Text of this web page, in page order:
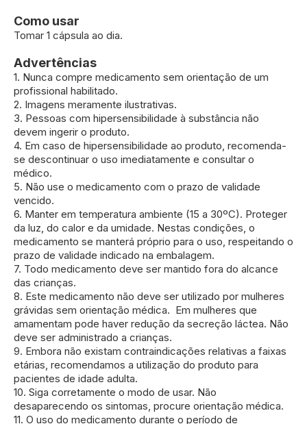
Como usar
Tomar 1 cápsula ao dia.
Advertências
1. Nunca compre medicamento sem orientação de um
profissional habilitado.
2. Imagens meramente ilustrativas.
3. Pessoas com hipersensibilidade à substância não
devem ingerir o produto.
4. Em caso de hipersensibilidade ao produto, recomenda-
se descontinuar o uso imediatamente e consultar o
médico.
5. Não use o medicamento com o prazo de validade
vencido.
6. Manter em temperatura ambiente (15 a 30ºC). Proteger
da luz, do calor e da umidade. Nestas condições, o
medicamento se manterá próprio para o uso, respeitando o
prazo de validade indicado na embalagem.
7. Todo medicamento deve ser mantido fora do alcance
das crianças.
8. Este medicamento não deve ser utilizado por mulheres
grávidas sem orientação médica. Em mulheres que
amamentam pode haver redução da secreção láctea. Não
deve ser administrado a crianças.
9. Embora não existam contraindicações relativas a faixas
etárias, recomendamos a utilização do produto para
pacientes de idade adulta.
10. Siga corretamente o modo de usar. Não
desaparecendo os sintomas, procure orientação médica.
11. O uso do medicamento durante o período de